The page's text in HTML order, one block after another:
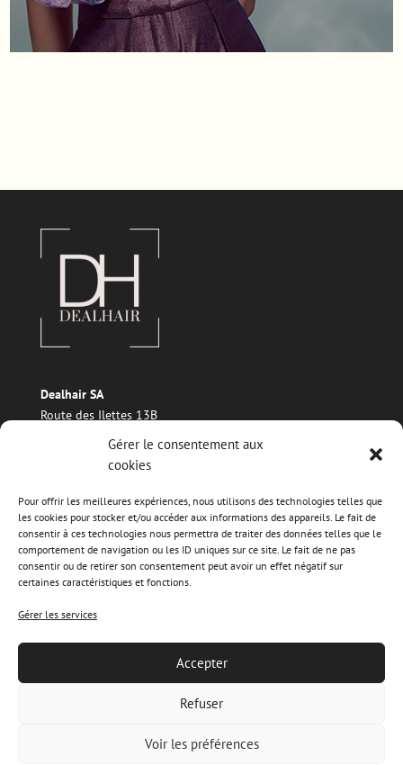
Gérer le consentement aux
cookies
Pour offrir les meilleures expériences, nous utilisons des technologies telles que
les cookies pour stocker et/ou accéder aux informations des appareils. Le fait de
consentir à ces technologies nous permettra de traiter des données telles que le
comportement de navigation ou les ID uniques sur ce site. Le fait de ne pas
consentir ou de retirer son consentement peut avoir un effet négatif sur
certaines caractéristiques et fonctions.
Gérer les services
Accepter
Refuser
Voir les préférences
Dealhair SA
Route des Ilettes 13B
1869 Massongex
Téléphone : +41 21 960 17 38
Facebook
Instagram
Déclaration de Confidentialité